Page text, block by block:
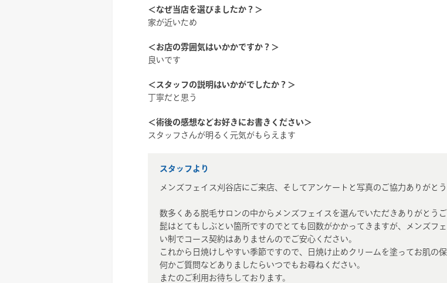
＜なぜ当店を選びましたか？＞
家が近いため
＜お店の雰囲気はいかかですか？＞
良いです
＜スタッフの説明はいかがでしたか？＞
丁寧だと思う
＜術後の感想などお好きにお書きください＞
スタッフさんが明るく元気がもらえます
スタッフより
メンズフェイス刈谷店にご来店、そしてアンケートと写真のご協力ありがとう
数多くある脱毛サロンの中からメンズフェイスを選んでいただきありがとうご
髭はとてもしぶとい箇所ですのでとても回数がかかってきますが、メンズフ
い制でコース契約はありませんのでご安心ください。
これから日焼けしやすい季節ですので、日焼け止めクリームを塗ってお肌の
何かご質問などありましたらいつでもお尋ねください。
またのご利用お待ちしております。